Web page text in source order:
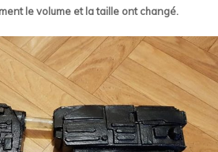
le volume et la taille ont changé.